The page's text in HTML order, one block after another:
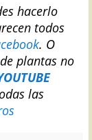
hacerlo
todos
. O
plantas no
las